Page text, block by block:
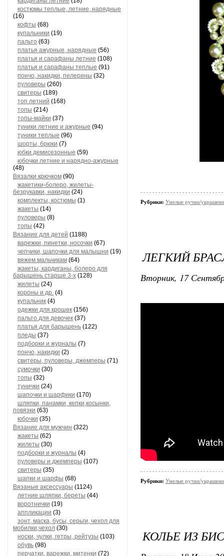
костюмы теплые, летние, нарядные
(16)
кофты (68)
купальники (19)
пальто (63)
платья ажурные, нарядные (56)
платья и сарафаны летние (108)
платья и сарафаны теплые (91)
пончо, накидки, пелерины (32)
пуловеры (260)
свитеры (189)
топ летний (168)
топы (214)
топы-майки (37)
туники летние и ажурные (94)
туники теплые (96)
шорты, брюки (7)
юбки демисезонные (59)
юбочки летние и нарядно-ажурные
(48)
Вязалки крючком (90)
жакетики-болеро, жилеты-
безрукавки, накидки (24)
комплекты, костюмы (1)
жакеты (14)
пуловеры (8)
топы (42)
Вязание для детей (1188)
варежки, пинетки, носочки (67)
чепчики, шапочки для малышни (19)
вяжем мальчикам (64)
жакеты, кардиганы, болеро для
барышень старше 3-х (128)
жилеты (24)
короны и др. (4)
купальник (4)
одежки для крошек (156)
пальто для девочек (37)
платья для барышень (122)
пледы (37)
подборки и журналы (7)
пончо, накидки (2)
свитеры, пуловеры, джемперы (71)
сумочки (30)
топы (32)
тунички (24)
шапочки и шарфики (170)
шляпки, панамки, кепки,косынки,
повязки (63)
юбочки (35)
Вязание для мужчин (322)
жакеты (62)
жилеты (30)
подборки и журналы (4)
пуловеры и джемперы (107)
свитеры (35)
шапки и шарфы (68)
Вязаные аксессуары (1124)
летние шляпки, береты (44)
воротнички (19)
аппликации (3)
зонт, маска, бусы, серьги, чехол для
мобилки,чехол (30)
носки, чулки, гетры, рейтузы (103)
обувь (98)
перчатки, варежки, митенки (72)
Рубрики: Умелые ручки/
ЛЕГКИЙ
Вторник, 17
Рубрики: Умелые ручки/
КОЛЬЕ ИЗ